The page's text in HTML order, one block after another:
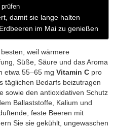
damit sie lange halten
im Mai zu genießen
weil wärmere
Süße, Säure und das Aroma
etwa 55–65 mg Vitamin C pro
täglichen Bedarfs beizutragen
sowie den antioxidativen Schutz
Ballaststoffe, Kalium und
feste Beeren mit
Sie sie gekühlt, ungewaschen